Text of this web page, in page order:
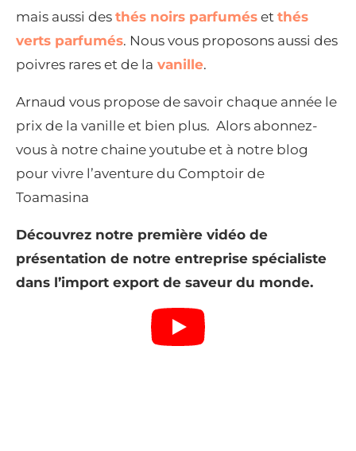
mais aussi des thés noirs parfumés et thés
verts parfumés. Nous vous proposons aussi des
poivres rares et de la vanille.
Arnaud vous propose de savoir chaque année le
prix de la vanille et bien plus. Alors abonnez-
vous à notre chaine youtube et à notre blog
pour vivre l’aventure du Comptoir de
Toamasina
Découvrez notre première vidéo de
présentation de notre entreprise spécialiste
dans l’import export de saveur du monde.